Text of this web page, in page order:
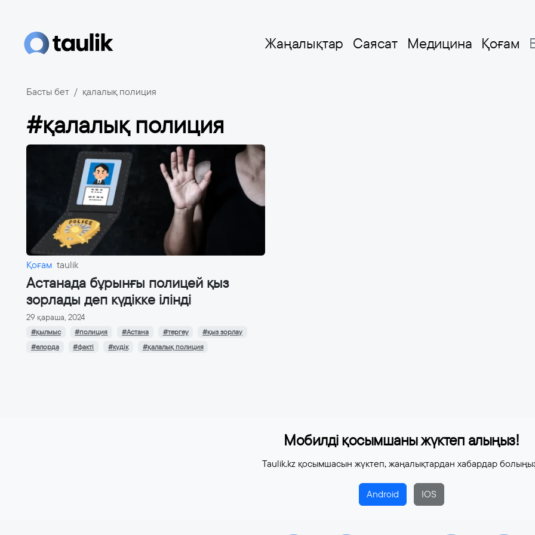
Жаңалықтар Саясат Медицина Қоғам
Басты бет қалалық полиция
#қалалық полиция
Қоғам taulik
Астанада бұрынғы полицей қыз
зорлады деп күдікке ілінді
29 қараша, 2024
#қылмыс #полиция #Астана #тергеу
#қыз зорлау
#елорда
#факті #күдік #қалалық полиция
Мобилді қосымшаны жүктеп алыңыз!
Taulik.kz қосымшасын жүктеп, жаңалықтардан хабардар
Android IOS